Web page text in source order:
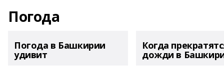
Погода
Погода в Башкирии
удивит
Когда
дожди в